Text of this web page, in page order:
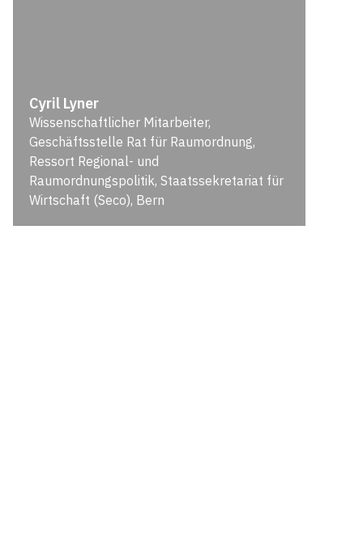
Cyril Lyner
Wissenschaftlicher Mitarbeiter,
Geschäftsstelle Rat für Raumordnung,
Ressort Regional- und
Raumordnungspolitik, Staatssekretariat für
Wirtschaft (Seco), Bern